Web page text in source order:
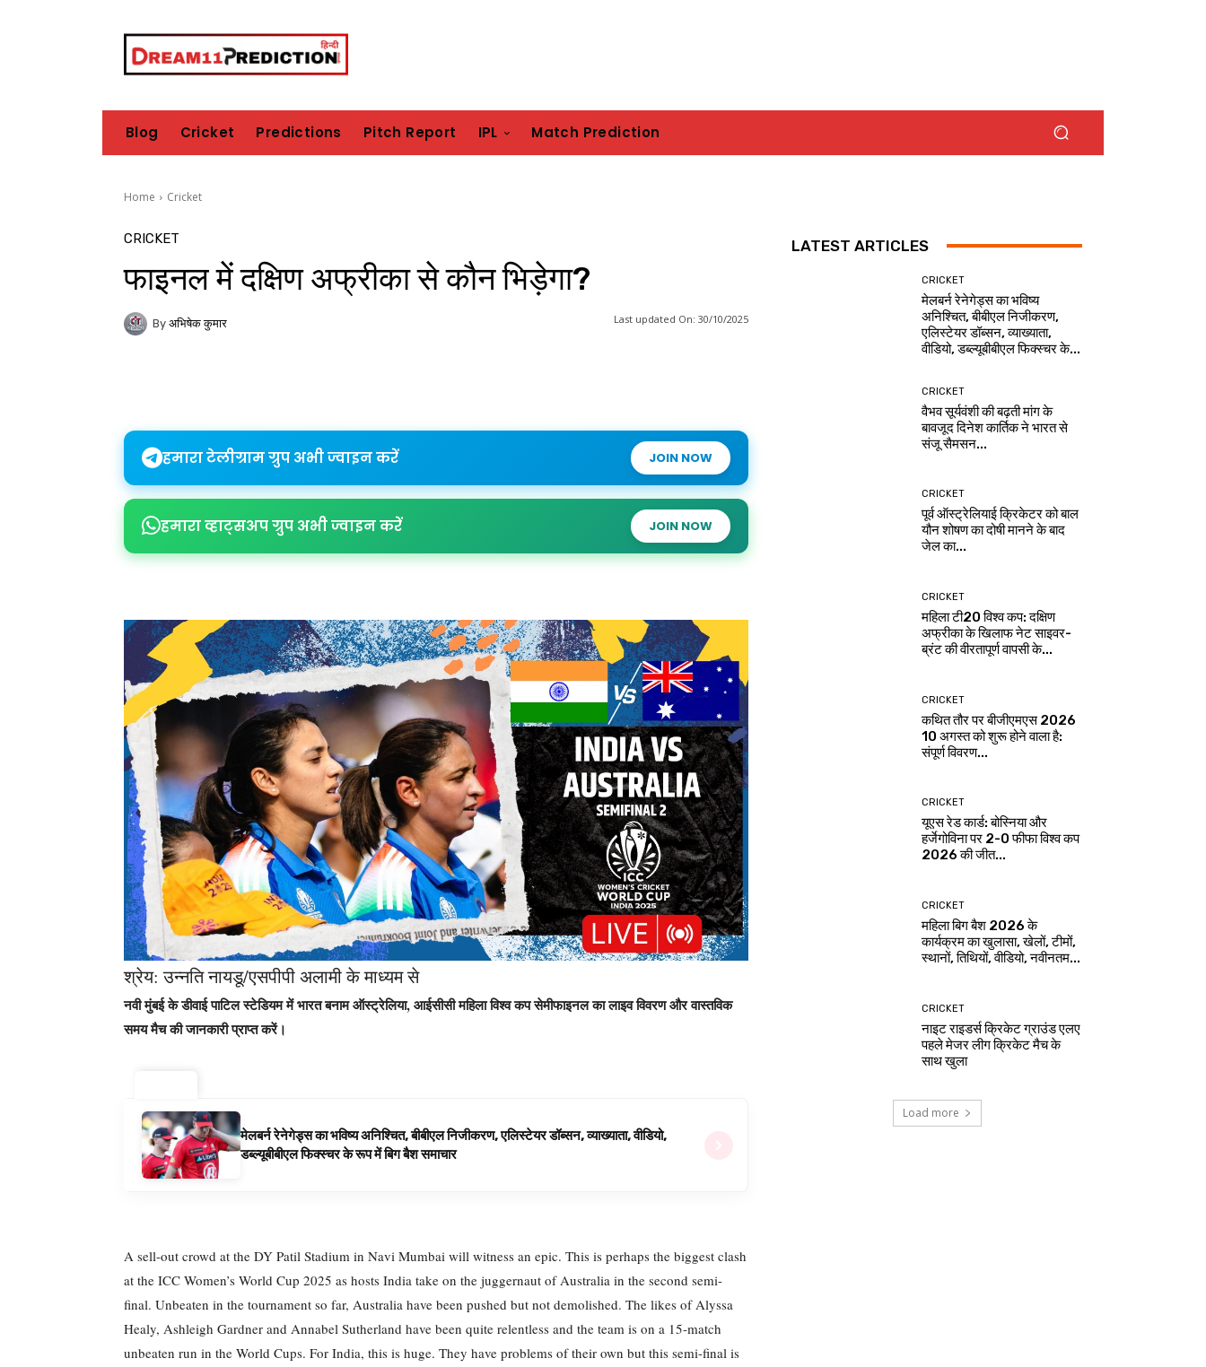
Blog Cricket Predictions Pitch Report IPL Match Prediction
Home Cricket
CRICKET
फाइनल में दक्षिण अफ्रीका से कौन भिड़ेगा?
By अभिषेक कुमार Last updated On: 30/10/2025
हमारा टेलीग्राम ग्रुप अभी ज्वाइन करें JOIN NOW
हमारा व्हाट्सअप ग्रुप अभी ज्वाइन करें JOIN NOW
श्रेय: उन्नति नायडू/एसपीपी अलामी के माध्यम से
नवी मुंबई के डीवाई पाटिल स्टेडियम में भारत बनाम ऑस्ट्रेलिया, आईसीसी महिला विश्व कप सेमीफाइनल का लाइव विवरण और वास्तविक
समय मैच की जानकारी प्राप्त करें।
मेलबर्न रेनेगेड्स का भविष्य अनिश्चित, बीबीएल निजीकरण, एलिस्टेयर डॉब्सन, व्याख्याता, वीडियो,
डब्ल्यूबीबीएल फिक्स्चर के रूप में बिग बैश समाचार
A sell-out crowd at the DY Patil Stadium in Navi Mumbai will witness an epic. This is perhaps the biggest clash
at the ICC Women’s World Cup 2025 as hosts India take on the juggernaut of Australia in the second semi-
final. Unbeaten in the tournament so far, Australia have been pushed but not demolished. The likes of Alyssa
Healy, Ashleigh Gardner and Annabel Sutherland have been quite relentless and the team is on a 15-match
unbeaten run in the World Cups. For India, this is huge. They have problems of their own but this semi-final is
LATEST ARTICLES
CRICKET
मेलबर्न रेनेगेड्स का भविष्य
अनिश्चित, बीबीएल निजीकरण,
एलिस्टेयर डॉब्सन, व्याख्याता,
वीडियो, डब्ल्यूबीबीएल फिक्स्चर के...
CRICKET
वैभव सूर्यवंशी की बढ़ती मांग के
बावजूद दिनेश कार्तिक ने भारत से
संजू सैमसन...
CRICKET
पूर्व ऑस्ट्रेलियाई क्रिकेटर को बाल
यौन शोषण का दोषी मानने के बाद
जेल का...
CRICKET
महिला टी20 विश्व कप: दक्षिण
अफ्रीका के खिलाफ नेट साइवर-
ब्रंट की वीरतापूर्ण वापसी के...
CRICKET
कथित तौर पर बीजीएमएस 2026
10 अगस्त को शुरू होने वाला है:
संपूर्ण विवरण...
CRICKET
यूएस रेड कार्ड: बोस्निया और
हर्जेगोविना पर 2-0 फीफा विश्व कप
2026 की जीत...
CRICKET
महिला बिग बैश 2026 के
कार्यक्रम का खुलासा, खेलों, टीमों,
स्थानों, तिथियों, वीडियो, नवीनतम...
CRICKET
नाइट राइडर्स क्रिकेट ग्राउंड एलए
पहले मेजर लीग क्रिकेट मैच के
साथ खुला
Load more